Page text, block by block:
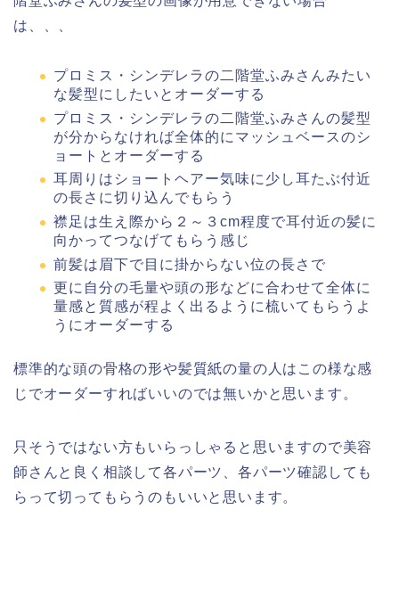
は、、、
プロミス・シンデレラの二階堂ふみさんみたい
な髪型にしたいとオーダーする
プロミス・シンデレラの二階堂ふみさんの髪型
が分からなければ全体的にマッシュベースのシ
ョートとオーダーする
耳周りはショートヘアー気味に少し耳たぶ付近
の長さに切り込んでもらう
襟足は生え際から２～３cm程度で耳付近の髪に
向かってつなげてもらう感じ
前髪は眉下で目に掛からない位の長さで
更に自分の毛量や頭の形などに合わせて全体に
量感と質感が程よく出るように梳いてもらうよ
うにオーダーする
標準的な頭の骨格の形や髪質紙の量の人はこの様な感
じでオーダーすればいいのでは無いかと思います。
只そうではない方もいらっしゃると思いますので美容
師さんと良く相談して各パーツ、各パーツ確認しても
らって切ってもらうのもいいと思います。